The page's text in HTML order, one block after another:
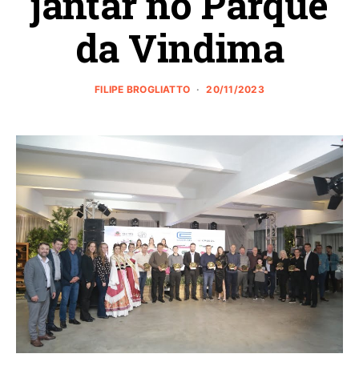
da Vindima
FILIPE BROGLIATTO 20/11/2023